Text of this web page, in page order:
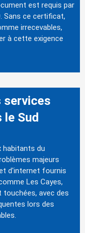
est requis par
Sans ce certificat,
irrecevables,
à cette exigence
services
le Sud
habitants du
majeurs
d'internet fournis
Les Cayes,
touchées, avec des
lors des